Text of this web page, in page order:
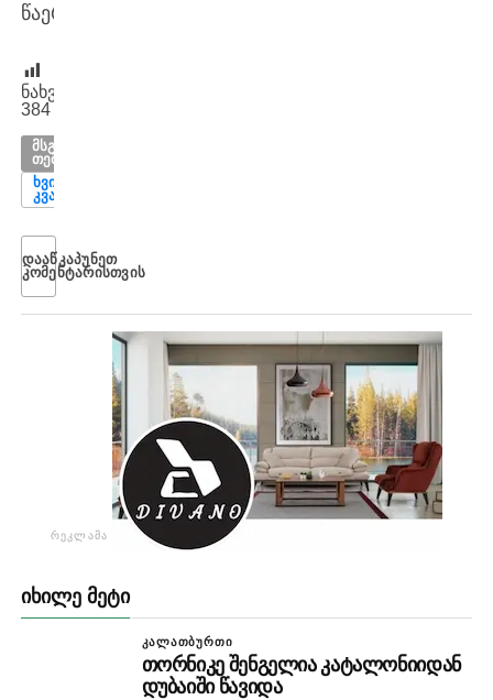
წაერთვას.
ნახვები:
384
ᲛᲡᲒᲐᲕᲡᲘ
ᲗᲔᲛᲔᲑᲘ
ᲮᲕᲘᲩᲐ
ᲙᲕᲐᲠᲐᲪᲮᲔᲚᲘᲐ
ᲓᲐᲐᲬᲙᲐᲞᲣᲜᲔᲗ
ᲙᲝᲛᲔᲜᲢᲐᲠᲘᲡᲗᲕᲘᲡ
ᲠᲔᲙᲚᲐᲛᲐ
ᲘᲮᲘᲚᲔ ᲛᲔᲢᲘ
ᲙᲐᲚᲐᲗᲑᲣᲠᲗᲘ
თორნიკე შენგელია კატალონიიდან
დუბაიში წავიდა